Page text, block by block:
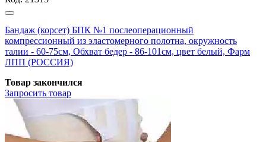
Бандаж (корсет) БПК №1 послеоперационный
компрессионный из эластомерного полотна, окружность
талии - 60-75см, Обхват бедер - 86-101см, цвет белый, Фарм
ЛПП (РОССИЯ)
Товар закончился
Запросить товар